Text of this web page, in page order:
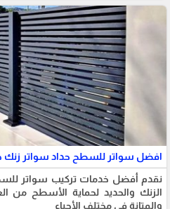
افضل سواتر للسطح حداد سواتر زنك
نقدم أفضل خدمات تركيب سواتر
الزنك والحديد لحماية الأسطح من
والمتانة في مختلف الأحياء